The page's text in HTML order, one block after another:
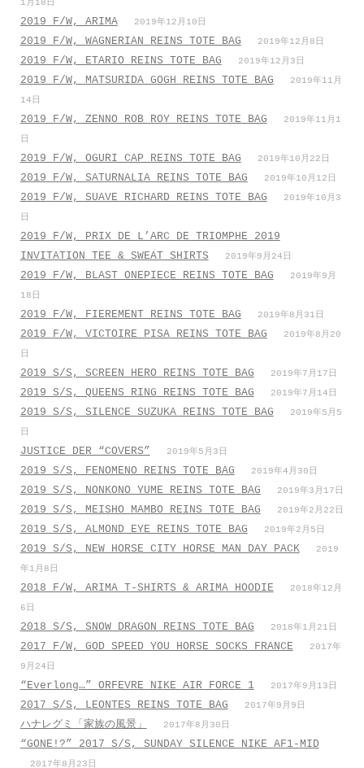
1月18日
2019 F/W, ARIMA 2019年12月10日
2019 F/W, WAGNERIAN REINS TOTE BAG 2019年12月8日
2019 F/W, ETARIO REINS TOTE BAG 2019年12月3日
2019 F/W, MATSURIDA GOGH REINS TOTE BAG
2019年11月
14日
2019 F/W, ZENNO ROB ROY REINS TOTE BAG
2019年11月1
日
2019 F/W, OGURI CAP REINS TOTE BAG 2019年10月22日
2019 F/W, SATURNALIA REINS TOTE BAG 2019年10月12日
2019 F/W, SUAVE RICHARD REINS TOTE BAG
2019年10月3
日
2019 F/W, PRIX DE L’ARC DE TRIOMPHE 2019
INVITATION TEE & SWEAT SHIRTS
2019年9月24日
2019 F/W, BLAST ONEPIECE REINS TOTE BAG
2019年9月
18日
2019 F/W, FIEREMENT REINS TOTE BAG 2019年8月31日
2019 F/W, VICTOIRE PISA REINS TOTE BAG
2019年8月20
日
2019 S/S, SCREEN HERO REINS TOTE BAG 2019年7月17日
2019 S/S, QUEENS RING REINS TOTE BAG 2019年7月14日
2019 S/S, SILENCE SUZUKA REINS TOTE BAG
2019年5月5
日
JUSTICE DER “COVERS” 2019年5月3日
2019 S/S, FENOMENO REINS TOTE BAG 2019年4月30日
2019 S/S, NONKONO YUME REINS TOTE BAG 2019年3月17日
2019 S/S, MEISHO MAMBO REINS TOTE BAG 2019年2月22日
2019 S/S, ALMOND EYE REINS TOTE BAG 2019年2月5日
2019 S/S, NEW HORSE CITY HORSE MAN DAY PACK
2019
年1月8日
2018 F/W, ARIMA T-SHIRTS & ARIMA HOODIE
2018年12月
6日
2018 S/S, SNOW DRAGON REINS TOTE BAG 2018年1月21日
2017 F/W, GOD SPEED YOU HORSE SOCKS FRANCE
2017年
9月24日
“Everlong…” ORFEVRE NIKE AIR FORCE 1 2017年9月13日
2017 S/S, LEONTES REINS TOTE BAG 2017年9月9日
ハナレグミ「家族の風景」 2017年8月30日
“GONE!?” 2017 S/S, SUNDAY SILENCE NIKE AF1-MID
2017年8月23日